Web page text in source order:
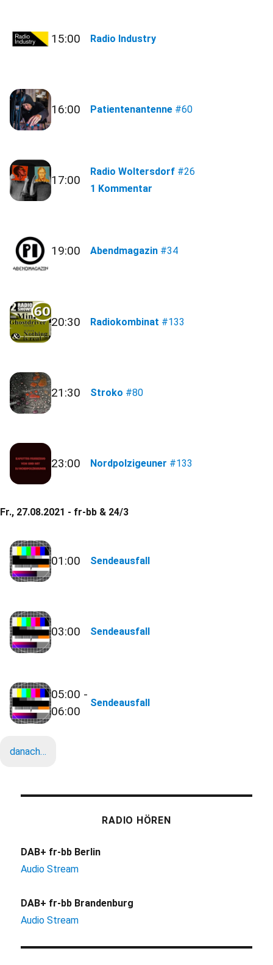
15:00 Radio Industry
16:00 Patientenantenne #60
17:00
Radio Woltersdorf #26
1 Kommentar
19:00 Abendmagazin #34
20:30 Radiokombinat #133
21:30 Stroko #80
23:00 Nordpolzigeuner #133
Fr., 27.08.2021 - fr-bb & 24/3
01:00 Sendeausfall
03:00 Sendeausfall
05:00 -
06:00
Sendeausfall
danach…
RADIO HÖREN
DAB+ fr-bb Berlin
Audio Stream
DAB+ fr-bb Brandenburg
Audio Stream